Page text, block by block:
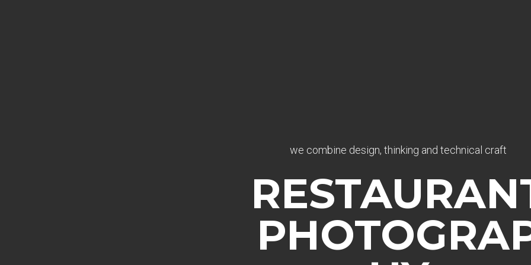
we combine design, thinking and technical craft